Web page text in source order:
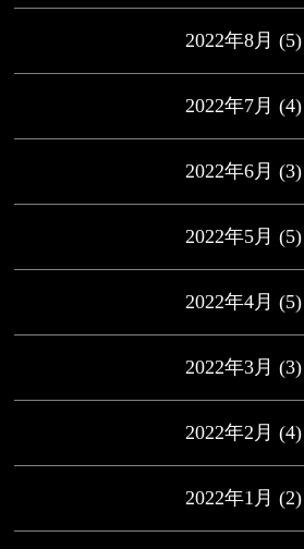
2022年8月 (5)
2022年7月 (4)
2022年6月 (3)
2022年5月 (5)
2022年4月 (5)
2022年3月 (3)
2022年2月 (4)
2022年1月 (2)